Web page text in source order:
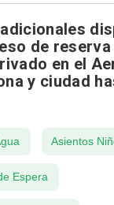
de reserva
en el
y ciudad
Asientos
Espera